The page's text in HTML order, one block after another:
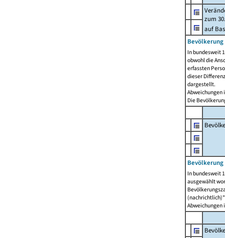
zum
auf
Bevölkerung
In bundesweit
obwohl die
erfassten
dieser
dargestellt.
Abweichungen
Die
In bundesweit
ausgewählt
Abweichungen